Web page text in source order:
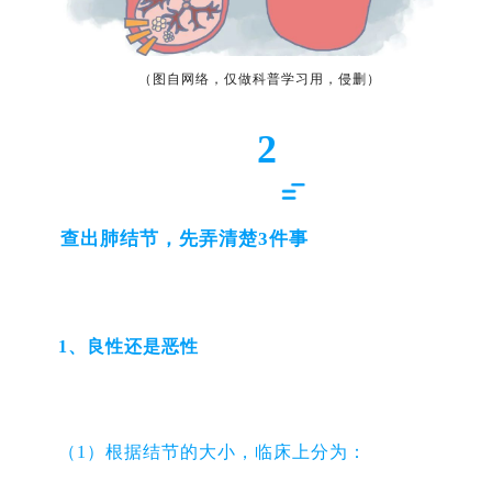
（图自网络，仅做科普学习用，侵删）
2
查出肺结节，先弄清楚3件事
1、良性还是恶性
（1）根据结节的大小，临床上分为：